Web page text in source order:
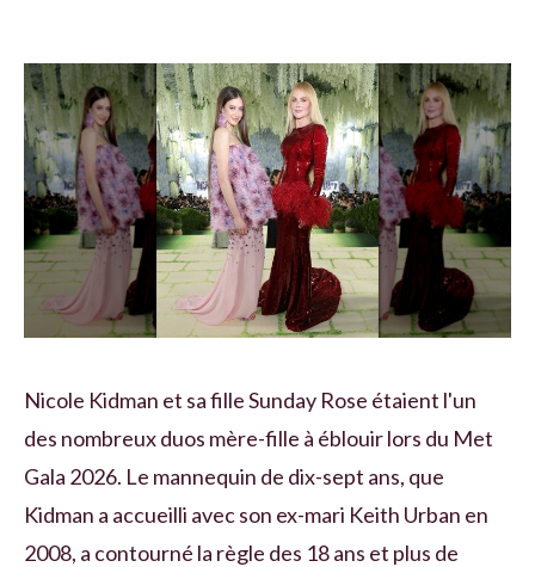
Nicole Kidman et sa fille Sunday Rose étaient l'un
des nombreux duos mère-fille à éblouir lors du Met
Gala 2026. Le mannequin de dix-sept ans, que
Kidman a accueilli avec son ex-mari Keith Urban en
2008, a contourné la règle des 18 ans et plus de